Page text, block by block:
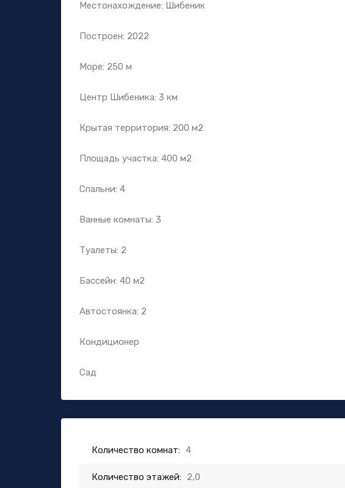
Местонахождение: Шибеник
Построен: 2022
Море: 250 м
Центр Шибеника: 3 км
Крытая территория: 200 м2
Площадь участка: 400 м2
Спальни: 4
Ванные комнаты: 3
Туалеты: 2
Бассейн: 40 м2
Автостоянка: 2
Кондиционер
Сад
Количество комнат: 4
Количество этажей: 2,0